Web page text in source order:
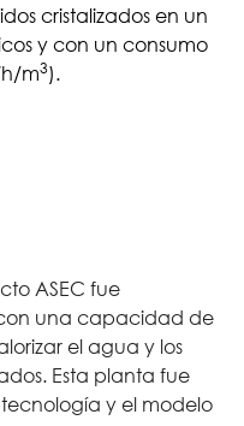
cristalizados en un
y con un consumo
m3).
ASEC fue
una capacidad de
el agua y los
Esta planta fue
y el modelo